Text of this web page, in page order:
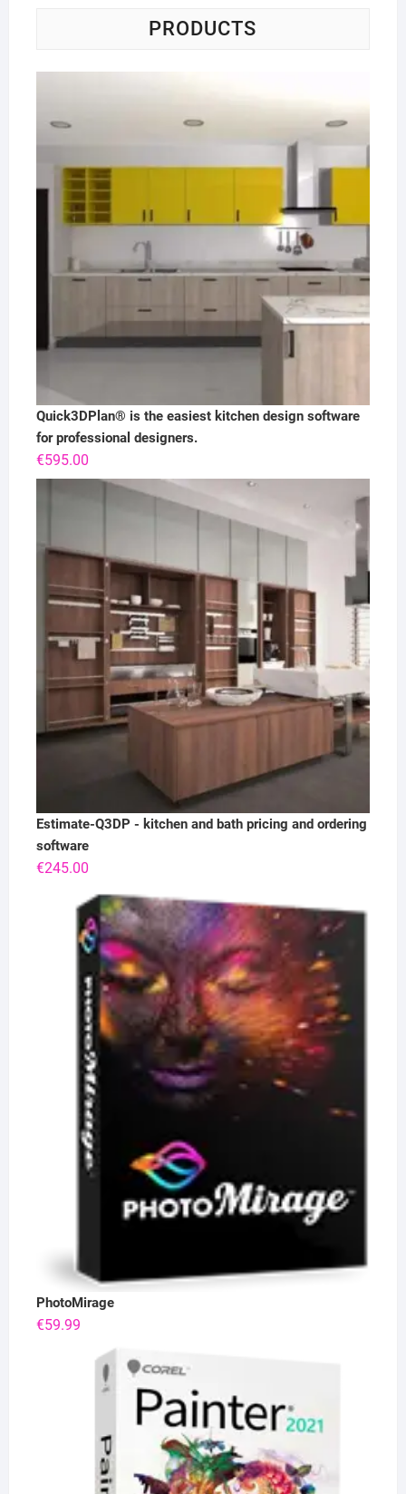
PRODUCTS
Quick3DPlan® is the easiest kitchen design software
for professional designers.
€595.00
Estimate-Q3DP - kitchen and bath pricing and ordering
software
€245.00
PhotoMirage
€59.99